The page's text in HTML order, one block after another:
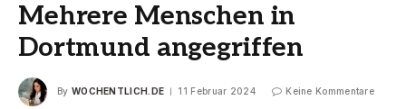
Mehrere Menschen in
Dortmund angegriffen
By WOCHENTLICH.DE 11 Februar 2024 Keine Kommentare